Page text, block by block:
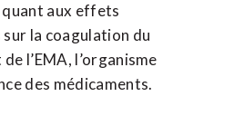
quant aux effets
la coagulation du
l’EMA, l’organisme
des médicaments.